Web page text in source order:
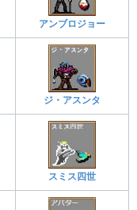
アンブロジョー
ジ・アスンタ
スミス四世